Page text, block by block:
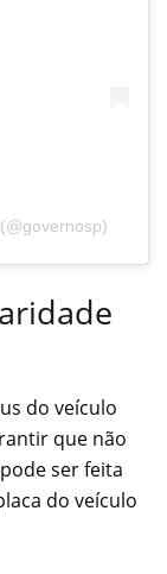
do veículo
que não
ser feita
do veículo